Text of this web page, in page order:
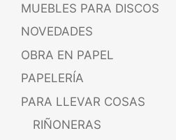
MUEBLES PARA DISCOS
NOVEDADES
OBRA EN PAPEL
PAPELERÍA
PARA LLEVAR COSAS
RIÑONERAS